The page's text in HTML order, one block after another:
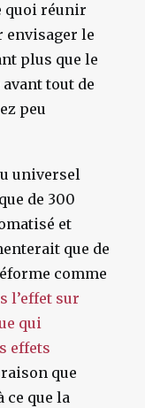
quoi réunir
envisager le
plus que le
avant tout de
peu
universel
de 300
et
que de
comme
l’effet sur
qui
effets
raison que
ce que la